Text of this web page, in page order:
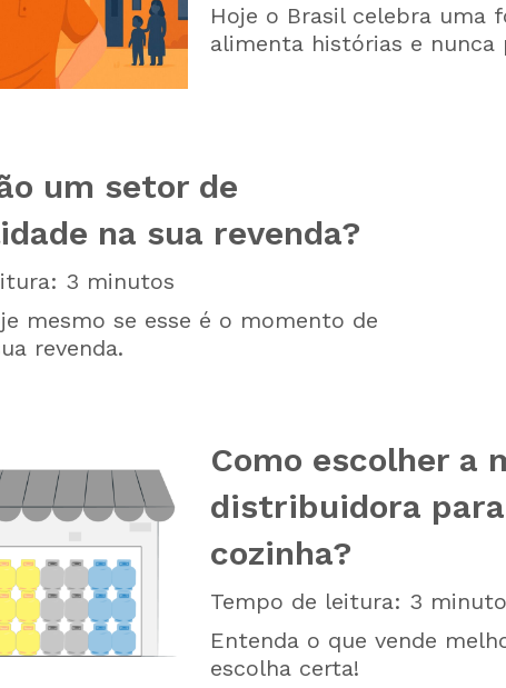
Hoje o Brasil celebra uma
alimenta histórias e nunca
um setor de
na sua revenda?
3 minutos
mesmo se esse é o momento de
revenda.
Como escolher a
distribuidora
cozinha?
Tempo de leitura: 3
Entenda o que vende
escolha certa!